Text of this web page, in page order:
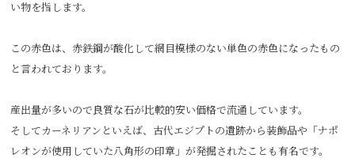
い物を指します。
この赤色は、赤鉄鋼が酸化して網目模様のない単色の赤色になったもの
と言われております。
産出量が多いので良質な石が比較的安い価格で流通しています。
そしてカーネリアンといえば、古代エジプトの遺跡から装飾品や「ナポ
レオンが使用していた八角形の印章」が発掘されたことも有名です。